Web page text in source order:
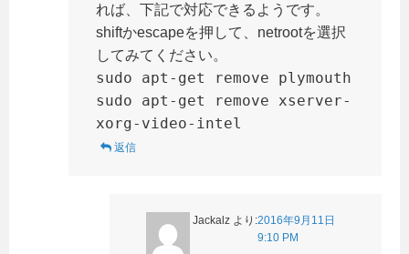
れば、下記で対応できるようです。
shiftかescapeを押して、netrootを選択
してみてください。
sudo apt-get remove plymouth
sudo apt-get remove xserver-
xorg-video-intel
返信
Jackalz より:2016年9月11日
9:10 PM